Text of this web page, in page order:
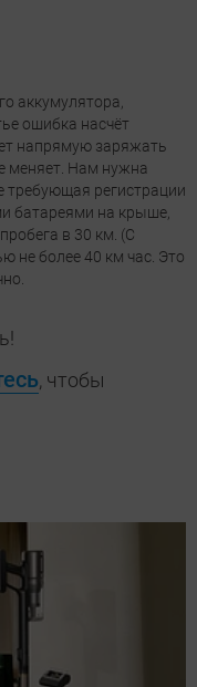
аккумулятора,
ошибка насчёт
напрямую заряжать
меняет. Нам нужна
требующая регистрации
батареями на крыше,
в 30 км. (С
не более 40 км час. Это
, чтобы